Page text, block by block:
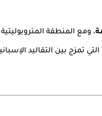
، ومع المنطقة المتروبوليتية
تمزج بين التقاليد